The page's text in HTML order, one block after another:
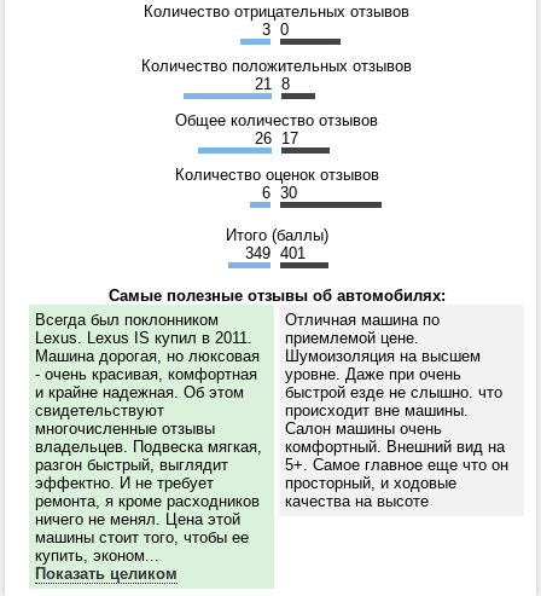
Количество отрицательных отзывов
3 0
Количество положительных отзывов
21
8
Общее количество отзывов
26 17
Количество оценок отзывов
6 30
Итого (баллы)
349 401
Самые полезные отзывы об автомобилях:
Всегда был поклонником
Lexus. Lexus IS купил в 2011.
Машина дорогая, но люксовая
- очень красивая, комфортная
и крайне надежная. Об этом
свидетельствуют
многочисленные отзывы
владельцев. Подвеска мягкая,
разгон быстрый, выглядит
эффектно. И не требует
ремонта, я кроме расходников
ничего не менял. Цена этой
машины стоит того, чтобы ее
купить, эконом...
Показать целиком
Отличная машина по
приемлемой цене.
Шумоизоляция на высшем
уровне. Даже при очень
быстрой езде не слышно. что
происходит вне машины.
Салон машины очень
комфортный. Внешний вид на
5+. Самое главное еще что он
просторный, и ходовые
качества на высоте